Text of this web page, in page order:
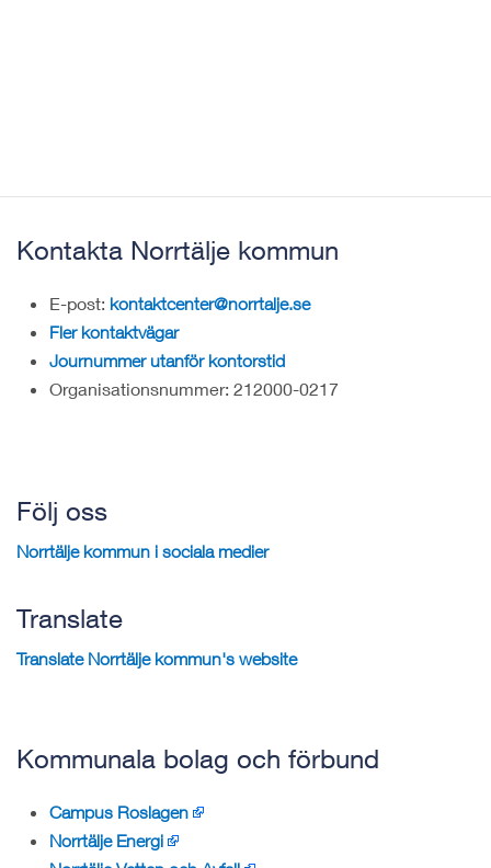
Kontakta Norrtälje kommun
E-post: kontaktcenter@norrtalje.se
Fler kontaktvägar
Journummer utanför kontorstid
Organisationsnummer: 212000-0217
Följ oss
Norrtälje kommun i sociala medier
Translate
Translate Norrtälje kommun's website
Kommunala bolag och förbund
Campus Roslagen
Norrtälje Energi